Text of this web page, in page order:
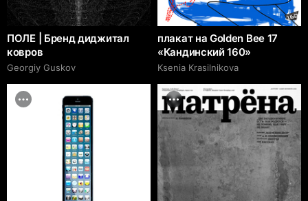
ПОЛЕ | Бренд диджитал
ковров
Georgiy Guskov
плакат на Golden Bee 17
«Кандинский 160»
Ksenia Krasilnikova